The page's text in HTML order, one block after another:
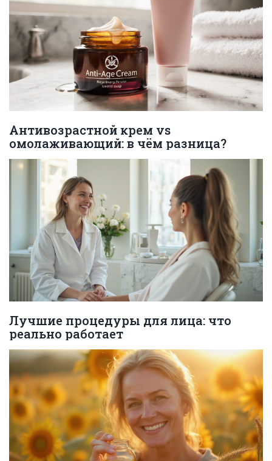
Антивозрастной крем vs
омолаживающий: в чём разница?
Лучшие процедуры для лица: что
реально работает